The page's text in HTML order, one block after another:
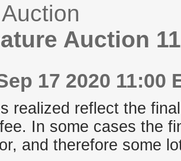
Auction
17 2020 11:00
realized reflect the
In some cases the
and therefore some